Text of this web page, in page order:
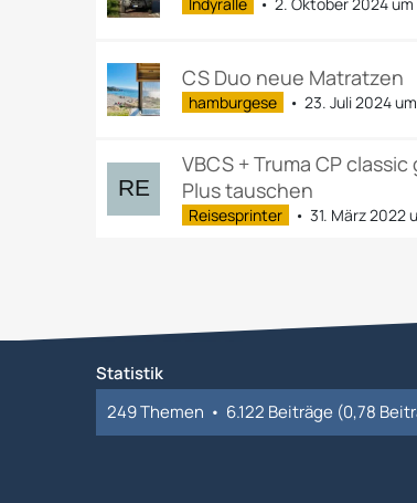
Indyralle 2. Oktober 2024 um
CS Duo neue Matratzen
hamburgese 23. Juli 2024
VBCS + Truma CP
Plus tauschen
Reisesprinter 31. März 2022
Statistik
249 Themen
6.122 Beiträge (0,78